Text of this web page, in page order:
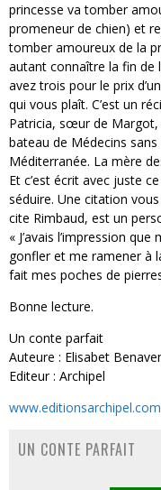
princesse va tomber
promeneur de chien) et
tomber amoureux de la
autant connaître la fin de
avez trois pour le prix
qui vous plaît. C’est un
Patricia, sœur de
bateau de Médecins
Méditerranée. La mère
Et c’est écrit avec juste
séduire. Une citation
cite Rimbaud, est un
« J’avais l’impression
gonfler et me ramener à
fait mes poches de
Bonne lecture.
Un conte parfait
Auteure : Elisabet
Editeur : Archipel
www.editionsarchipel.com
UN CONTE PARFAIT